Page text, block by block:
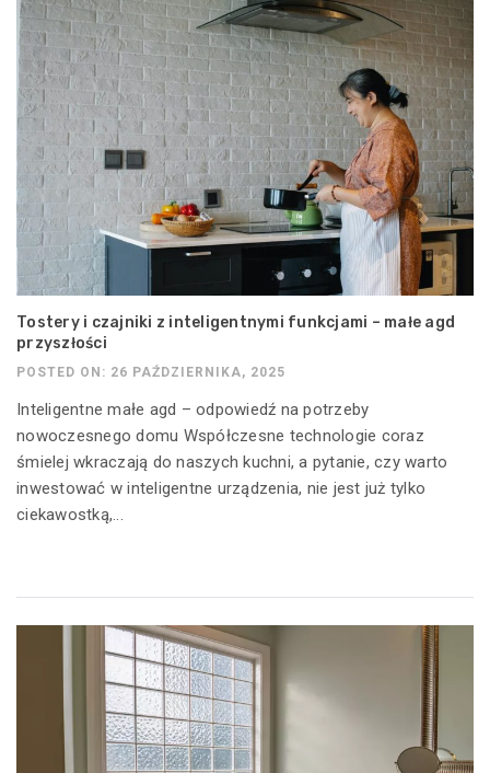
Tostery i czajniki z inteligentnymi funkcjami – małe agd
przyszłości
POSTED ON: 26 PAŹDZIERNIKA, 2025
Inteligentne małe agd – odpowiedź na potrzeby
nowoczesnego domu Współczesne technologie coraz
śmielej wkraczają do naszych kuchni, a pytanie, czy warto
inwestować w inteligentne urządzenia, nie jest już tylko
ciekawostką,...